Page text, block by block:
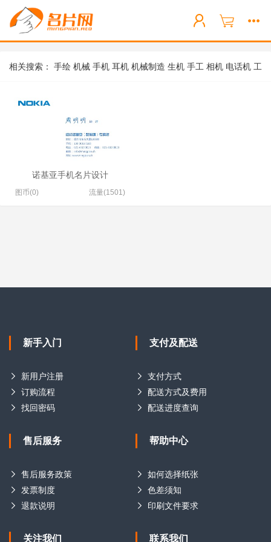
相关搜索： 手绘 机械 手机 耳机 机械制造 生机 手工 相机 电话机 工
诺基亚手机名片设计
图币(0) 流量(1501)
新手入门
新用户注册
订购流程
找回密码
支付及配送
支付方式
配送方式及费用
配送进度查询
售后服务
售后服务政策
发票制度
退款说明
帮助中心
如何选择纸张
色差须知
印刷文件要求
关注我们 联系我们